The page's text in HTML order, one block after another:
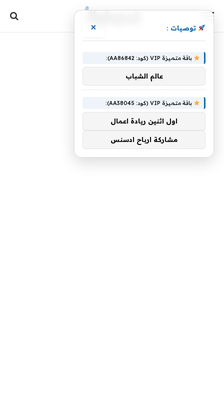
توصيات : ×
باقة متميزة VIP (كود: AA86842):
عالم الشباب
باقة متميزة VIP (كود: AA38045):
اول اثنين ريادة اعمال
مشاركة ارباح ادسنس